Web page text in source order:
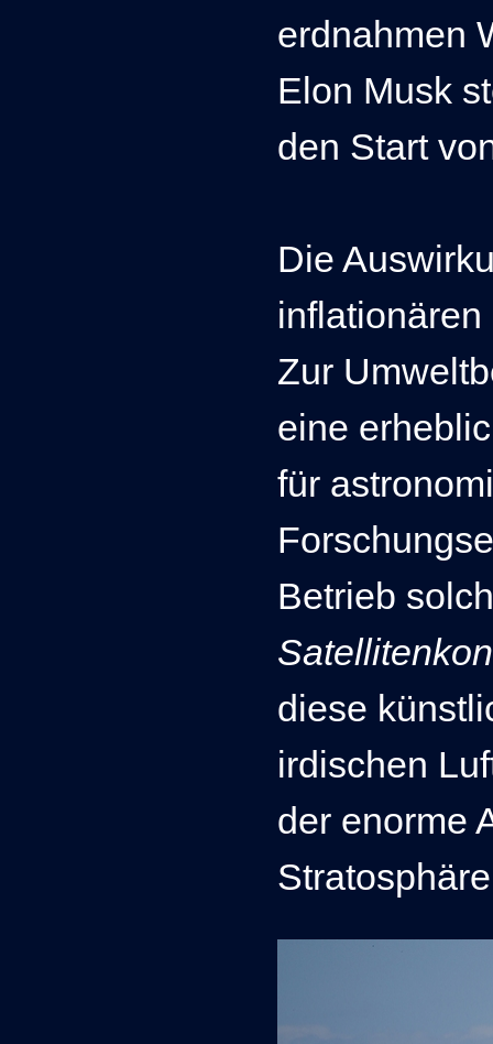
erdnahmen
Elon Musk
den Start
Die
Zur
eine
für
Betrieb
diese
irdischen
der enorme